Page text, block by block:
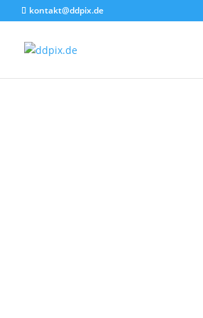
kontakt@ddpix.de